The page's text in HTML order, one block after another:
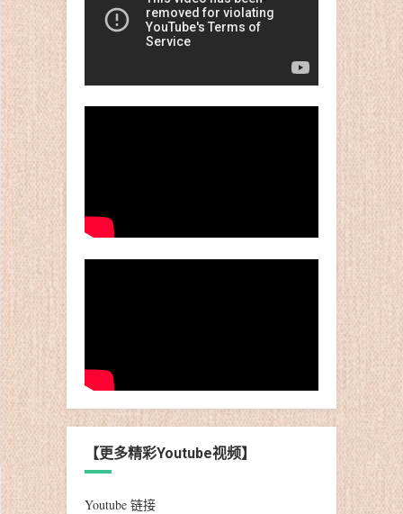
【更多精彩Youtube视频】
Youtube 链接